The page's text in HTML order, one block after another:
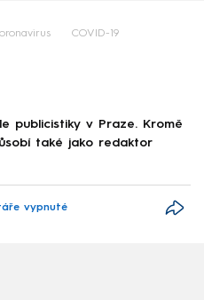
COVID-19
publicistiky v Praze. Kromě
také jako redaktor
vypnuté